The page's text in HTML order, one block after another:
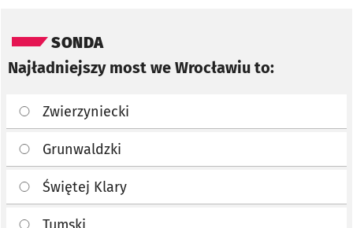
SONDA
Najładniejszy most we Wrocławiu to:
Zwierzyniecki
Grunwaldzki
Świętej Klary